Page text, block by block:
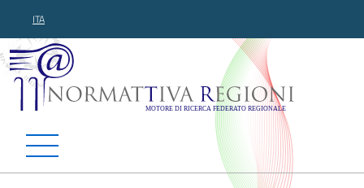
ITA
Normattiva Regioni -